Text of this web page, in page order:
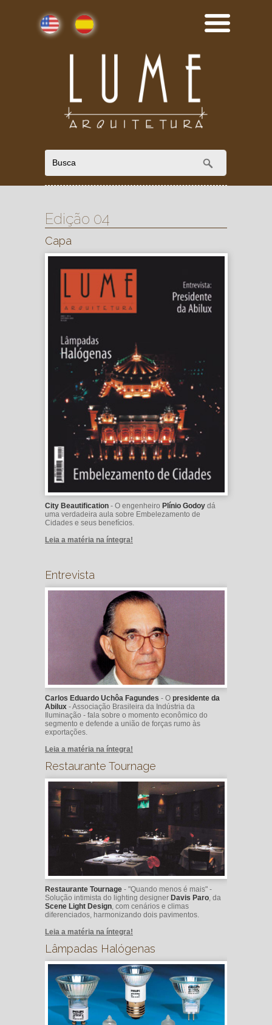
English Español
Edição 04
Capa
City Beautification - O engenheiro Plínio Godoy dá
uma verdadeira aula sobre Embelezamento de
Cidades e seus benefícios.
Leia a matéria na íntegra!
Entrevista
Carlos Eduardo Uchôa Fagundes - O presidente da
Abilux - Associação Brasileira da Indústria da
Iluminação - fala sobre o momento econômico do
segmento e defende a união de forças rumo às
exportações.
Leia a matéria na íntegra!
Restaurante Tournage
Restaurante Tournage - "Quando menos é mais" -
Solução intimista do lighting designer Davis Paro, da
Scene Light Design, com cenários e climas
diferenciados, harmonizando dois pavimentos.
Leia a matéria na íntegra!
Lâmpadas Halógenas